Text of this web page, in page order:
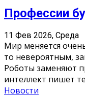
Как
11 Фев 2026, Среда
Стресс –
факторов,
больше, чем
стрессовым состояни
Новости